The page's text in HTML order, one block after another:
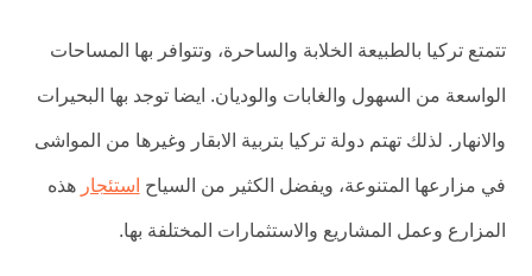
تتمتع تركيا بالطبيعة الخلابة والساحرة، وتتوافر بها المساحات
الواسعة من السهول والغابات والوديان. ايضا توجد بها البحيرات
والانهار. لذلك تهتم دولة تركيا بتربية الابقار وغيرها من المواشى
في مزارعها المتنوعة، ويفضل الكثير من السياح استئجار هذه
المزارع وعمل المشاريع والاستثمارات المختلفة بها.